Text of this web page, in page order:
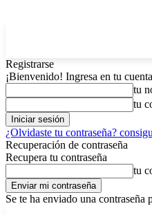
Registrarse
¡Bienvenido! Ingresa en tu cuenta
tu
tu
¿Olvidaste tu contraseña?
Recuperación de contraseña
Recupera tu contraseña
tu
Se te ha enviado una contraseña